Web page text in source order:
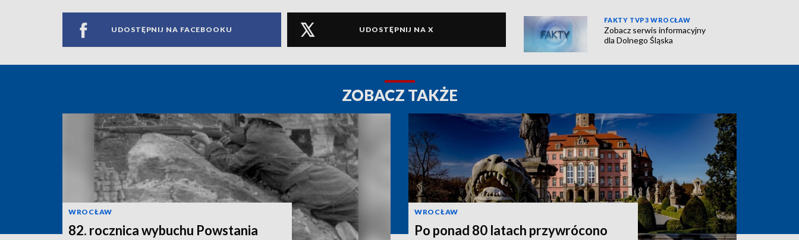
UDOSTĘPNIJ NA FACEBOOKU UDOSTĘPNIJ NA X
FAKTY TVP3 WROCŁAW
Zobacz serwis informacyjny
dla Dolnego Śląska
ZOBACZ TAKŻE
WROCŁAW
82. rocznica wybuchu Powstania
WROCŁAW
Po ponad 80 latach przywrócono